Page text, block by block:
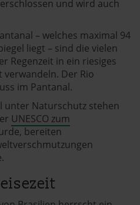
und wird auch
– welches maximal 94
liegt – sind die vielen
Regenzeit in ein riesiges
Der Rio
im Pantanal.
unter Naturschutz stehen
UNESCO zum
bereiten